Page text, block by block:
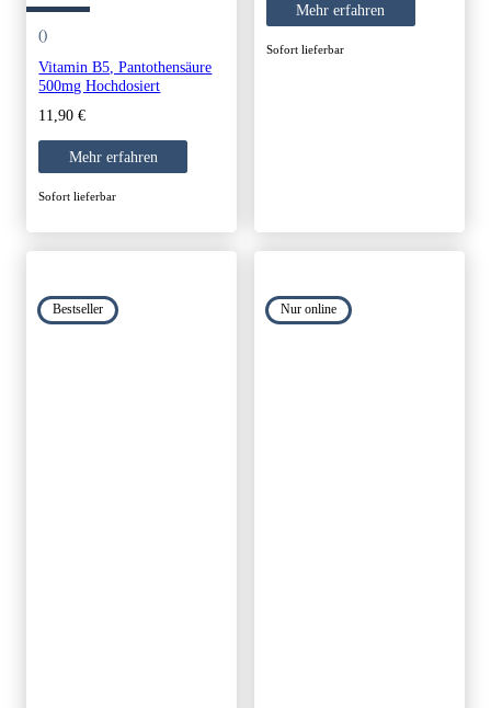
()
Vitamin B5, Pantothensäure
500mg Hochdosiert
11,90€
Mehr erfahren
Sofort lieferbar
was:
9,02 €.
is:
7,67 €.
Mehr erfahren
Sofort lieferbar
Bestseller Nur online